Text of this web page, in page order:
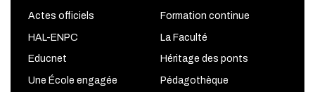
Actes officiels Formation continue
HAL-ENPC La Faculté
Educnet Héritage des ponts
Une École engagée Pédagothèque